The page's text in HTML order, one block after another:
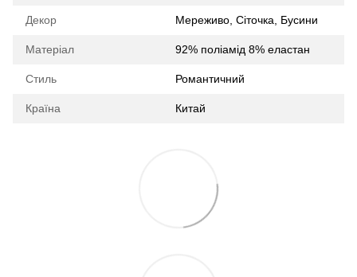
Декор Мереживо, Сіточка, Бусини
Матеріал 92% поліамід 8% еластан
Стиль Романтичний
Країна Китай